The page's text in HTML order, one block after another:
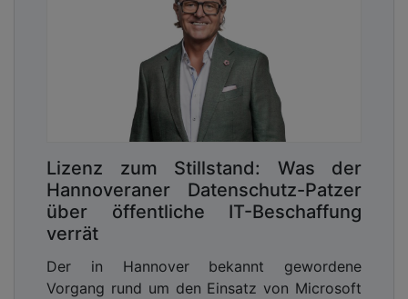
Lizenz zum Stillstand: Was der
Hannoveraner Datenschutz-Patzer
über öffentliche IT-Beschaffung
verrät
Der in Hannover bekannt gewordene
Vorgang rund um den Einsatz von Microsoft